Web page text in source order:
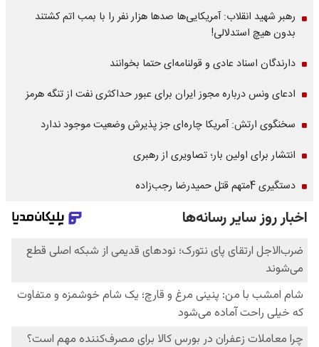
رهبر شهید انقلاب: آمریکایی‌ها صدها هزار نفر را با بمب اتم کشتند
بدون هیچ استدلالی!
دارندگان اسناد عادی و قولنامه‌ای حتما بخوانند
ادعای ونس درباره مجوز ایران برای عبور حداکثری نفت از تنگه هرمز
سخنگوی ارتش: آمریکا چاره‌ای جز پذیرش وضعیت موجود ندارد
انتشار برای اولین بار؛ تصاویری از رهبری
دستگیری 4متهم قتل حمیدرضا رجب‌زاده